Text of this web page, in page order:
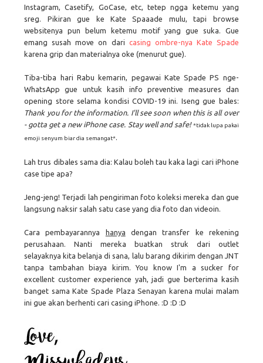
Instagram, Casetify, GoCase, etc, tetep ngga ketemu yang
sreg. Pikiran gue ke Kate Spaaade mulu, tapi browse
websitenya pun belum ketemu motif yang gue suka. Gue
emang susah move on dari casing ombre-nya Kate Spade
karena grip dan materialnya oke (menurut gue).
Tiba-tiba hari Rabu kemarin, pegawai Kate Spade PS nge-
WhatsApp gue untuk kasih info preventive measures dan
opening store selama kondisi COVID-19 ini. Iseng gue bales:
Thank you for the information. I'll see soon when this is all over
- gotta get a new iPhone case. Stay well and safe!*tidak lupa pakai
emoji senyum biar dia semangat*.
Lah trus dibales sama dia: Kalau boleh tau kaka lagi cari iPhone
case tipe apa?
Jeng-jeng! Terjadi lah pengiriman foto koleksi mereka dan gue
langsung naksir salah satu case yang dia foto dan videoin.
Cara pembayarannya hanya dengan transfer ke rekening
perusahaan. Nanti mereka buatkan struk dari outlet
selayaknya kita belanja di sana, lalu barang dikirim dengan JNT
tanpa tambahan biaya kirim. You know I'm a sucker for
excellent customer experience yah, jadi gue berterima kasih
banget sama Kate Spade Plaza Senayan karena mulai malam
ini gue akan berhenti cari casing iPhone. :D :D :D